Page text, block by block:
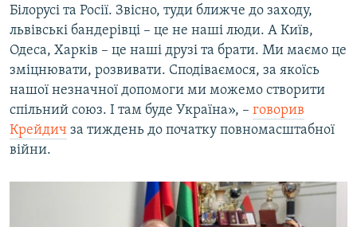
Білорусі та Росії. Звісно, туди ближче до заходу,
львівські бандерівці – це не наші люди. А Київ,
Одеса, Харків – це наші друзі та брати. Ми маємо це
зміцнювати, розвивати. Сподіваємося, за якоїсь
нашої незначної допомоги ми можемо створити
спільний союз. І там буде Україна», – говорив
Крейдич за тиждень до початку повномасштабної
війни.